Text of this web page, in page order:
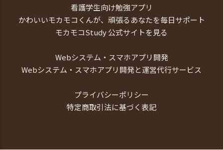
看護学生向け勉強アプリ
かわいいモカモコくんが、頑張るあなたを毎日サポート
モカモコStudy 公式サイトを見る
Webシステム・スマホアプリ開発
Webシステム・スマホアプリ開発と運営代行サービス
プライバシーポリシー
特定商取引法に基づく表記